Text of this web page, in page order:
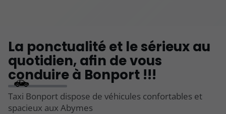
La ponctualité et le sérieux au
quotidien, afin de vous
conduire à Bonport !!!
Taxi Bonport dispose de véhicules confortables et
spacieux aux Abymes